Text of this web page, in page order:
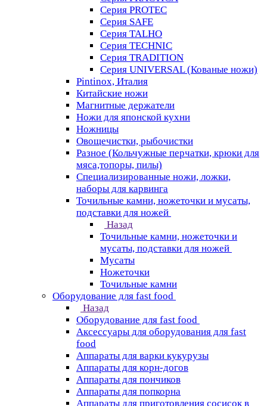
Серия PROTEC
Серия SAFE
Серия TALHO
Серия TECHNIC
Серия TRADITION
Серия UNIVERSAL (Кованые ножи)
Pintinox, Италия
Китайские ножи
Магнитные держатели
Ножи для японской кухни
Ножницы
Овощечистки, рыбочистки
Разное (Кольчужные перчатки, крюки для
мяса,топоры, пилы)
Специализированные ножи, ложки,
наборы для карвинга
Точильные камни, ножеточки и мусаты,
подставки для ножей
Назад
Точильные камни, ножеточки и
мусаты, подставки для ножей
Мусаты
Ножеточки
Точильные камни
Оборудование для fast food
Назад
Оборудование для fast food
Аксессуары для оборудования для fast
food
Аппараты для варки кукурузы
Аппараты для корн-догов
Аппараты для пончиков
Аппараты для попкорна
Аппараты для приготовления сосисок в